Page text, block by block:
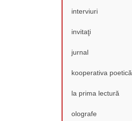
interviuri
invitaţi
jurnal
kooperativa poetică
la prima lectură
olografe